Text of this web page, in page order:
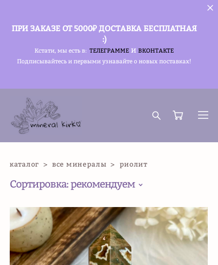
ПРИ ЗАКАЗЕ ОТ 5000₽ ДОСТАВКА БЕСПЛАТНАЯ
:)
Кстати, мы есть в: ТЕЛЕГРАММЕ и ВКОНТАКТЕ
Подписывайтесь и первыми узнавайте о новых поставках!
каталог > все минералы > риолит
Сортировка:рекомендуем